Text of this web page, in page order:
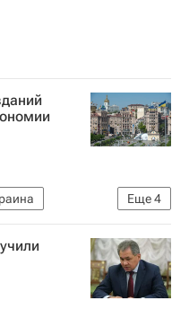
Еще4
здания